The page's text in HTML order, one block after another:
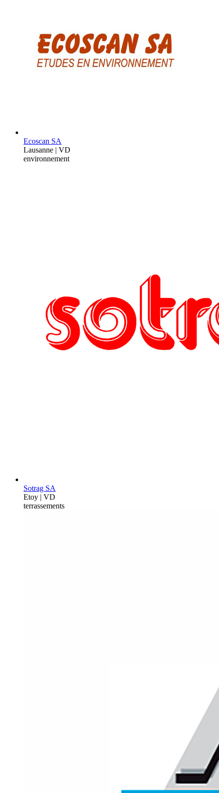
Ecoscan SA
Lausanne | VD
environnement
Sotrag SA
Etoy | VD
terrassements